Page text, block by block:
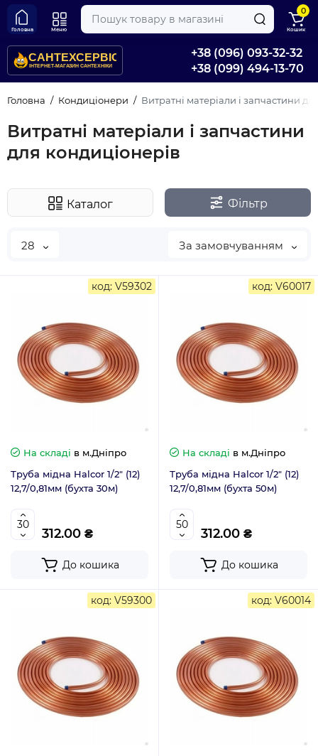
+38 (096) 093-32-32
+38 (099) 494-13-70
Головна Меню
0
Кошик
Головна Кондиціонери Витратні матеріали і запчастини
Витратні матеріали і запчастини
для кондиціонерів
Каталог Фільтр
28 За замовчуванням
код: V59302
На складі в м.Дніпро
Труба мідна Halcor 1/2" (12)
12,7/0,81мм (бухта 30м)
312.00 ₴
До кошика
код: V60017
На складі в м.Дніпро
Труба мідна Halcor 1/2" (12)
12,7/0,81мм (бухта 50м)
312.00 ₴
До кошика
код: V59300 код: V60014